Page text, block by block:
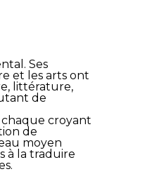
Ses
et les arts ont
littérature,
de
croyant
de
moyen
à la traduire